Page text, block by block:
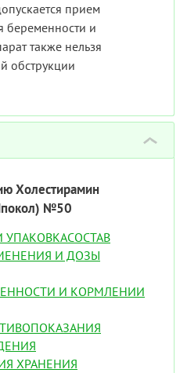
прием
беременности и
также нельзя
обструкции
›
Холестирамин
№50
УПАКОВКАСОСТАВ
И ДОЗЫ
И КОРМЛЕНИИ
ХРАНЕНИЯ